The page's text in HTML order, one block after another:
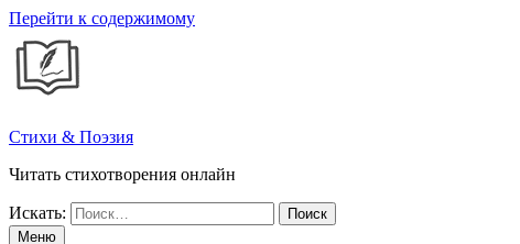
Перейти к содержимому
Стихи & Поэзия
Читать стихотворения онлайн
Искать:
Меню